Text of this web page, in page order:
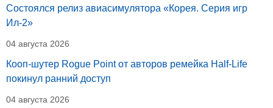
Состоялся релиз авиасимулятора «Корея. Серия игр
Ил-2»
04 августа 2026
Кооп-шутер Rogue Point от авторов ремейка Half-Life
покинул ранний доступ
04 августа 2026